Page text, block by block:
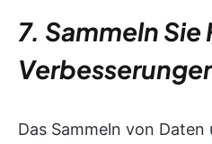
7. Sammeln
Das Sammeln von